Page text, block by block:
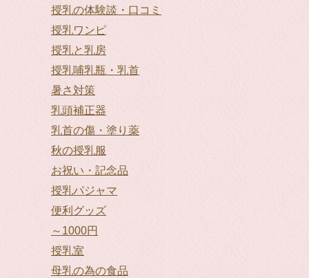
授乳の体験談・口コミ
授乳ワンピ
授乳と乳房
授乳哺乳瓶・乳首
暑さ対策
乳頭補正器
乳首の傷・塗り薬
秋の授乳服
お祝い・記念品
授乳パジャマ
便利グッズ
～1000円
授乳室
母乳の為の食品